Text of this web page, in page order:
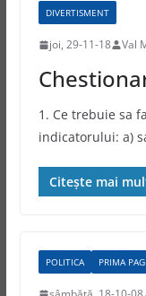
DIVERTISMENT
joi, 29-11-18 Val
1. Ce trebuie sa
indicatorului: a)
Citește mai
POLITICA PRIMA